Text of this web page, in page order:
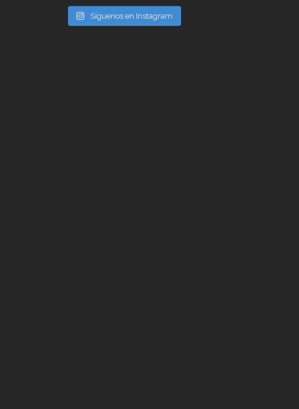
Síguenos en Instagram